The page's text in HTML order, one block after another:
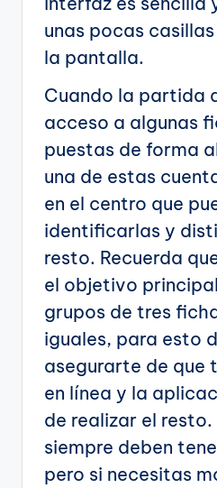
unas pocas
la pantalla.
Cuando la partida
acceso a algunas
puestas de forma
una de estas
en el centro que
identificarlas y
resto. Recuerda
el objetivo
grupos de tres
iguales, para esto
asegurarte de que
en línea y la
de realizar el
siempre deben
pero si necesitas